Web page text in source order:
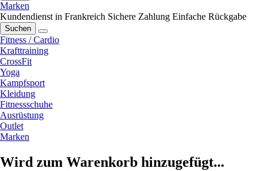
Marken
Kundendienst in Frankreich Sichere Zahlung Einfache Rückgabe
Suchen
Fitness / Cardio
Krafttraining
CrossFit
Yoga
Kampfsport
Kleidung
Fitnessschuhe
Ausrüstung
Outlet
Marken
Wird zum Warenkorb hinzugefügt...